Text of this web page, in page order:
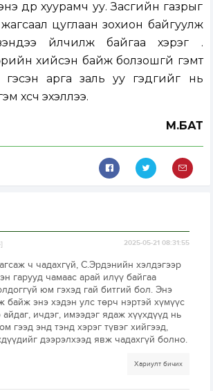
дүр хуурамч уу. Засгийн газрыг
цуглаан зохион байгуулж
үйлчилж байгаа хэрэг үү.
хийсэн байж болзошгүй гэмт
гэсэн арга заль уу гэдгийг нь
хүсч эхэллээ.
М.БАТ
2025-05-21 08:31:55
ч чадахгүй, С.Эрдэнийн хэлдэгээр
гарууд чамаас арай илүү байгаа
юм гэхэд гай битгий бол. Энэ
байж энэ хэдэн улс төрч нэртэй хүмүүс
айдаг, ичдэг, имээдэг ядаж хүүхдүүд нь
гээд энд тэнд хэрэг түвэг хийгээд,
дээрэлхээд явж чадахгүй болно.
Хариулт бичих